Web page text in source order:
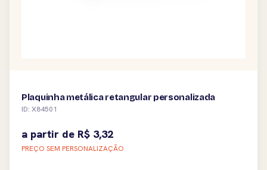
Plaquinha metálica retangular personalizada
ID: X84501
a partir de R$ 3,32
PREÇO SEM PERSONALIZAÇÃO